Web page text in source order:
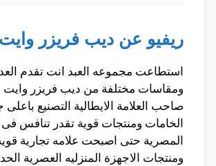
ريفيو عن ديب فريزر
استطاعت مجموعه العبد انت تقدم
ومقاسات مختلفة من ديب فريزر وايت
صاحب العلامة الايطالية التصنيع
الخامات ومنتجات قوية تقدر تنافس
المصرية حتى اصبحت علامه تجارية
ومنتجات الاجهزة المنزليه العصرية